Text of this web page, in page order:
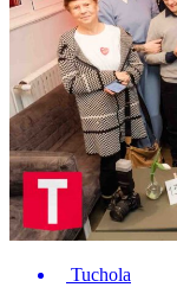
Tuchola